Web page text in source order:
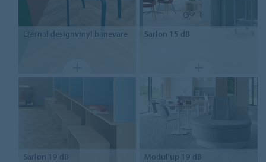
Eternal designvinyl banevare Sarlon 15 dB
Sarlon 19 dB Modul'up 19 dB